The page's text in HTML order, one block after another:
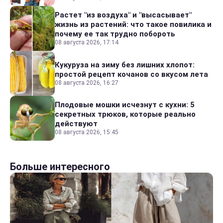
Растет "из воздуха" и "высасывает"
жизнь из растений: что такое повилика и
почему ее так трудно побороть
08 августа 2026, 17:14
Кукуруза на зиму без лишних хлопот:
простой рецепт кочанов со вкусом лета
08 августа 2026, 16:27
Плодовые мошки исчезнут с кухни: 5
секретных трюков, которые реально
действуют
08 августа 2026, 15:45
Больше интересного